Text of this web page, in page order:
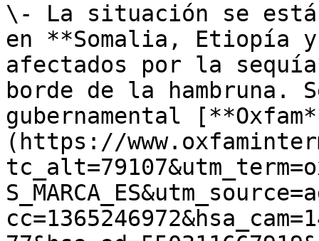
\- La situación se está
en **Somalia, Etiopía
afectados por la
borde de la hambruna.
gubernamental
(https://